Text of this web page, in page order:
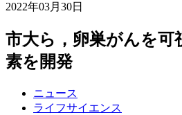
2022年03月30日
市大ら，卵巣がんを可
素を開発
ニュース
ライフサイエンス